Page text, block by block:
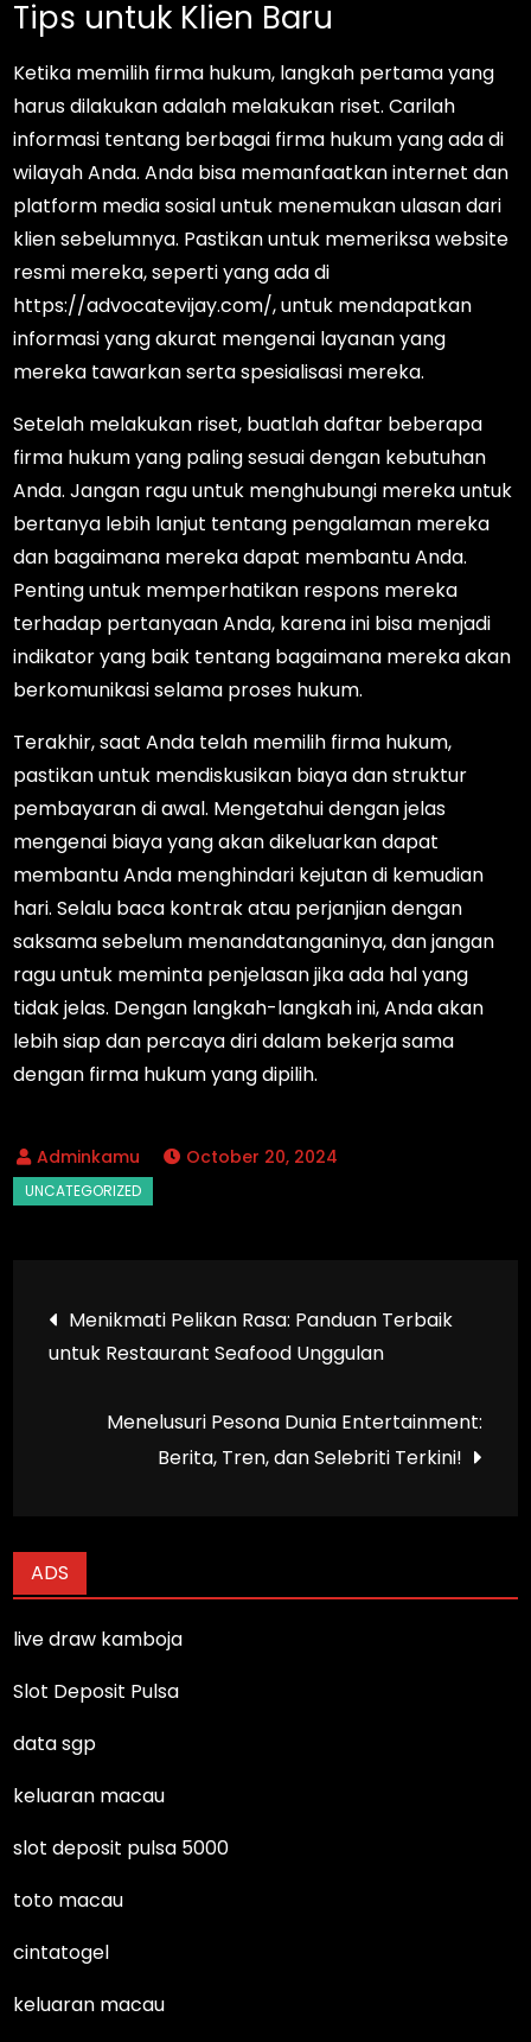
Tips untuk Klien Baru
Ketika memilih firma hukum, langkah pertama yang
harus dilakukan adalah melakukan riset. Carilah
informasi tentang berbagai firma hukum yang ada di
wilayah Anda. Anda bisa memanfaatkan internet dan
platform media sosial untuk menemukan ulasan dari
klien sebelumnya. Pastikan untuk memeriksa website
resmi mereka, seperti yang ada di
https://advocatevijay.com/, untuk mendapatkan
informasi yang akurat mengenai layanan yang
mereka tawarkan serta spesialisasi mereka.
Setelah melakukan riset, buatlah daftar beberapa
firma hukum yang paling sesuai dengan kebutuhan
Anda. Jangan ragu untuk menghubungi mereka untuk
bertanya lebih lanjut tentang pengalaman mereka
dan bagaimana mereka dapat membantu Anda.
Penting untuk memperhatikan respons mereka
terhadap pertanyaan Anda, karena ini bisa menjadi
indikator yang baik tentang bagaimana mereka akan
berkomunikasi selama proses hukum.
Terakhir, saat Anda telah memilih firma hukum,
pastikan untuk mendiskusikan biaya dan struktur
pembayaran di awal. Mengetahui dengan jelas
mengenai biaya yang akan dikeluarkan dapat
membantu Anda menghindari kejutan di kemudian
hari. Selalu baca kontrak atau perjanjian dengan
saksama sebelum menandatanganinya, dan jangan
ragu untuk meminta penjelasan jika ada hal yang
tidak jelas. Dengan langkah-langkah ini, Anda akan
lebih siap dan percaya diri dalam bekerja sama
dengan firma hukum yang dipilih.
October 20, 2024
Post
navigation
Menikmati Pelikan Rasa: Panduan Terbaik
untuk Restaurant Seafood Unggulan
Menelusuri Pesona Dunia Entertainment:
Berita, Tren, dan Selebriti Terkini!
ADS
live draw kamboja
Slot Deposit Pulsa
data sgp
keluaran macau
slot deposit pulsa 5000
toto macau
cintatogel
keluaran macau